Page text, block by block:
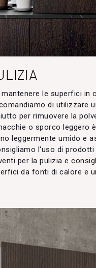
mantenere le superfici in
di utilizzare
per rimuovere la
o sporco leggero
leggermente umido e
l'uso di
per la pulizia e
da fonti di calore e